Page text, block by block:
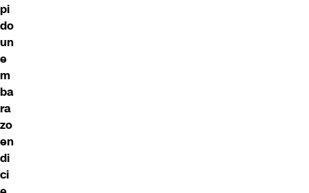
pi
do
un
e
m
ba
ra
zo
en
di
ci